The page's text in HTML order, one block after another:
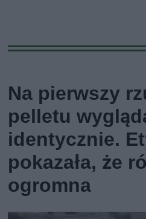
Na pierwszy
pelletu
identycznie.
pokazała, że
ogromna